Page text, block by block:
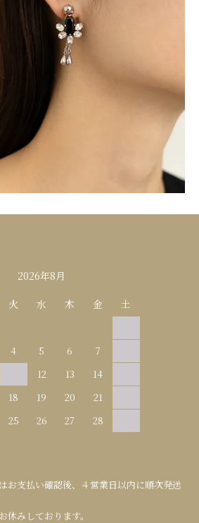
2026年8月
火 水 木 金 土
4 5 6 7
12 13 14
18 19 20 21
25 26 27 28
お支払い確認後、４営業日以内に順次発送
みしております。